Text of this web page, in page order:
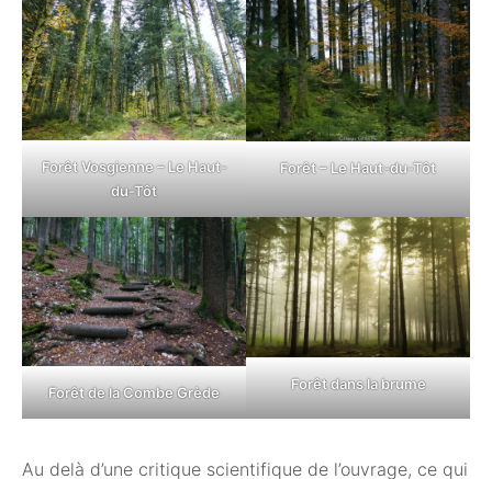
Forêt Vosgienne – Le Haut-
du-Tôt
Forêt – Le Haut-du-Tôt
Forêt de la Combe Grède
Forêt dans la brume
Au delà d’une critique scientifique de l’ouvrage, ce qui